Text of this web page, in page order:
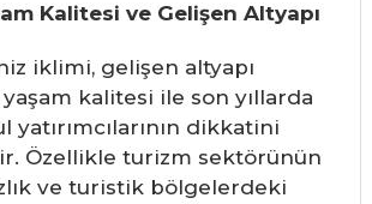
Kalitesi ve Gelişen Altyapı
iklimi, gelişen altyapı
kalitesi ile son yıllarda
yatırımcılarının dikkatini
Özellikle turizm sektörünün
ve turistik bölgelerdeki